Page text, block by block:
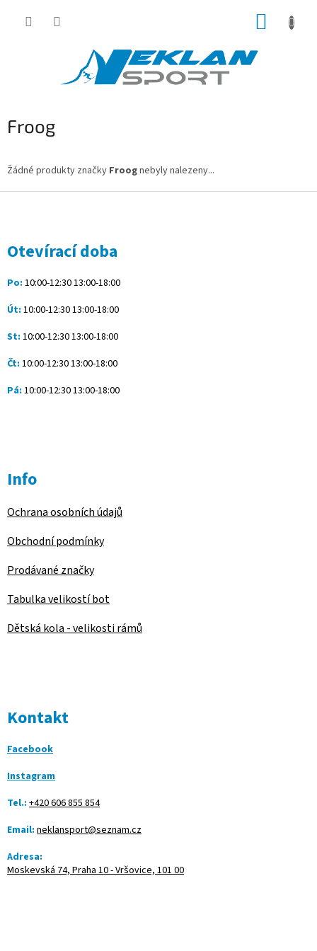
Froog
Žádné produkty značky Froognebyly nalezeny...
Otevírací doba
Po: 10:00-12:30 13:00-18:00
Út: 10:00-12:30 13:00-18:00
St: 10:00-12:30 13:00-18:00
Čt: 10:00-12:30 13:00-18:00
Pá: 10:00-12:30 13:00-18:00
Info
Ochrana osobních údajů
Obchodní podmínky
Prodávané značky
Tabulka velikostí bot
Dětská kola - velikosti rámů
Kontakt
Facebook
Instagram
Tel.: +420 606 855 854
Email: neklansport@seznam.cz
Adresa:
Moskevská 74, Praha 10 - Vršovice, 101 00